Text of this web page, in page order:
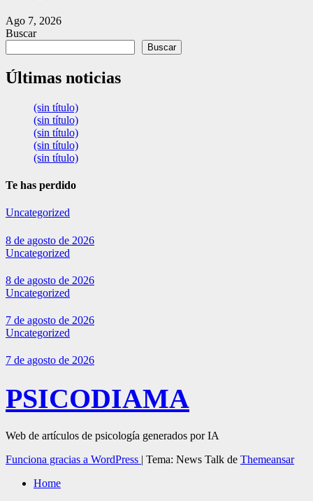
Ago 7, 2026
Buscar
Buscar
Últimas noticias
(sin título)
(sin título)
(sin título)
(sin título)
(sin título)
Te has perdido
Uncategorized
8 de agosto de 2026
Uncategorized
8 de agosto de 2026
Uncategorized
7 de agosto de 2026
Uncategorized
7 de agosto de 2026
PSICODIAMA
Web de artículos de psicología generados por IA
Funciona gracias a WordPress | Tema: News Talk de Themeansar
Home